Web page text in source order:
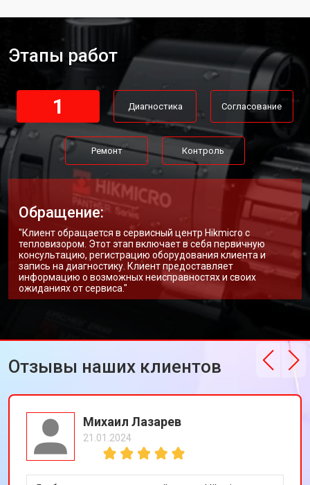
Этапы работ
1 Диагностика Согласование
Ремонт Контроль
Обращение:
"Клиент обращается в сервисный центр Hikmicro с
тепловизором. Этот этап включает в себя первичную
консультацию, регистрацию оборудования клиента и
запись на диагностику. Клиент предоставляет
информацию о возможных неисправностях и своих
ожиданиях от сервиса."
Отзывы наших клиентов
Михаил Лазарев
21.01.2024